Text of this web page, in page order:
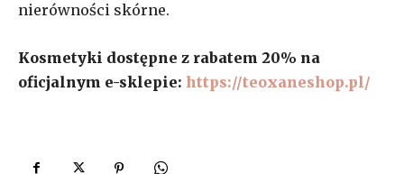
nierówności skórne.
Kosmetyki dostępne z rabatem 20% na
oficjalnym e-sklepie: https://teoxaneshop.pl/